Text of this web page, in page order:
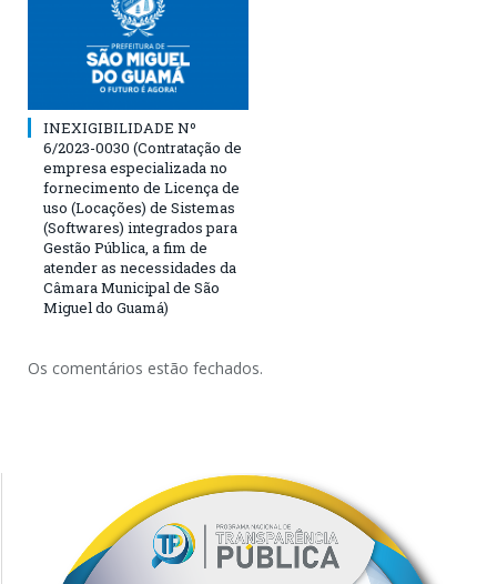
INEXIGIBILIDADE Nº
6/2023-0030 (Contratação de
empresa especializada no
fornecimento de Licença de
uso (Locações) de Sistemas
(Softwares) integrados para
Gestão Pública, a fim de
atender as necessidades da
Câmara Municipal de São
Miguel do Guamá)
Os comentários estão fechados.